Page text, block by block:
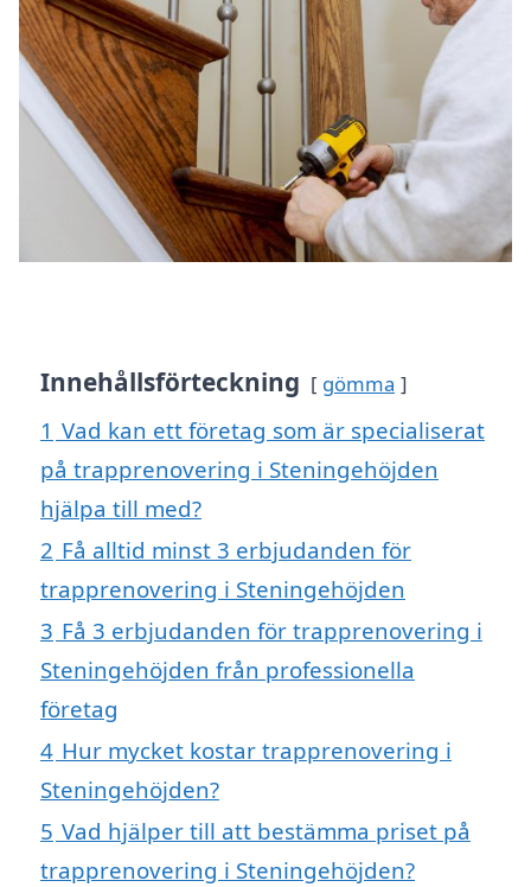
Innehållsförteckning gömma
1 Vad kan ett företag som är specialiserat
på trapprenovering i Steningehöjden
hjälpa till med?
2 Få alltid minst 3 erbjudanden för
trapprenovering i Steningehöjden
3 Få 3 erbjudanden för trapprenovering i
Steningehöjden från professionella
företag
4 Hur mycket kostar trapprenovering i
Steningehöjden?
5 Vad hjälper till att bestämma priset på
trapprenovering i Steningehöjden?